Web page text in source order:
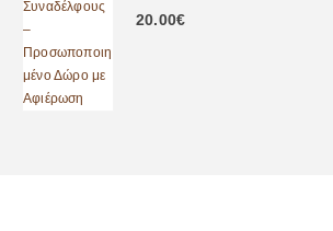
0out of 5
20.00€